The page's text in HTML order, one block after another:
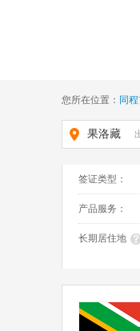
您所在位置： 同
果洛藏
签证类型：
产品服务：
长期居住地